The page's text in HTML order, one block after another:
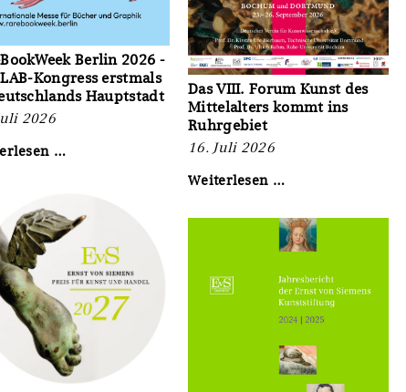
Berlin 2026 -
Kongress erstmals
Hauptstadt
2026
…RareBookWeek
46.
ILAB-
Kongress
erstmals
in
Deutschlands
Hauptstadt
Das VIII. Forum Kunst des
Mittelalters kommt ins
Ruhrgebiet
16. Juli 2026
Weiterlesen …Das
Forum
Kunst
des
kommt
ins
Ruhrgebiet